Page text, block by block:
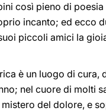
così pieno di poesia
incanto; ed ecco
piccoli amici la
è un luogo di cura,
nel cuore di molti
del dolore, e